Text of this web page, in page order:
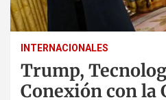
INTERNACIONALES
Trump,
Conexión con la